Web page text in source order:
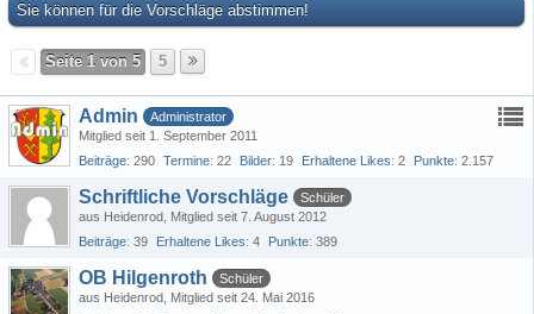
Sie können für die Vorschläge abstimmen!
Seite 1 von 5 5
Admin
Administrator
Mitglied seit 1. September 2011
Beiträge 290 Termine 22 Bilder 19 Erhaltene Likes 2 Punkte 2.157
Schriftliche Vorschläge
Schüler
aus Heidenrod Mitglied seit 7. August 2012
Beiträge 39 Erhaltene Likes 4 Punkte 389
OB Hilgenroth
Schüler
aus Heidenrod Mitglied seit 24. Mai 2016